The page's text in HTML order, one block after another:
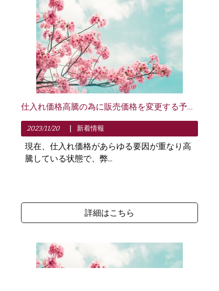
仕入れ価格高騰の為に販売価格を変更する予定です
2023/11/20 新着情報
現在、仕入れ価格があらゆる要因が重なり高
騰している状態で、弊...
詳細はこちら